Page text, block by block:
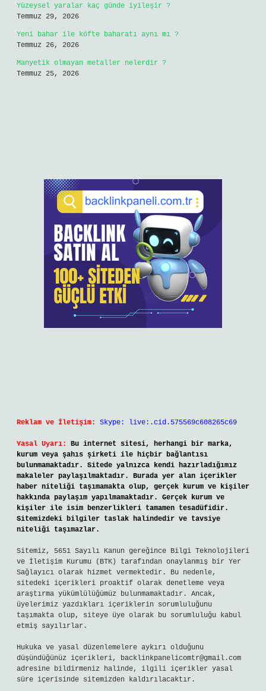
Yüzeysel yaralar kaç günde iyileşir ?
Temmuz 29, 2026
Yeni bahar ile köfte baharatı aynı mı ?
Temmuz 26, 2026
Manyetik olmayan metaller nelerdir ?
Temmuz 25, 2026
Reklam ve İletişim: Skype: live:.cid.575569c608265c69
Yasal Uyarı:
Bu internet sitesi, herhangi bir marka,
kurum veya şahıs şirketi ile hiçbir bağlantısı
bulunmamaktadır. Sitede yalnızca kendi hazırladığımız
makaleler paylaşılmaktadır. Burada yer alan içerikler
haber niteliği taşımamakta olup, gerçek kurum ve kişiler
hakkında paylaşım yapılmamaktadır. Gerçek kurum ve
kişiler ile isim benzerlikleri tamamen tesadüfidir.
Sitemizdeki bilgiler taslak halindedir ve tavsiye
niteliği taşımazlar.
Sitemiz, 5651 Sayılı Kanun gereğince Bilgi Teknolojileri
ve İletişim Kurumu (BTK) tarafından onaylanmış bir Yer
Sağlayıcı olarak hizmet vermektedir. Bu nedenle,
sitedeki içerikleri proaktif olarak denetleme veya
araştırma yükümlülüğümüz bulunmamaktadır. Ancak,
üyelerimiz yazdıkları içeriklerin sorumluluğunu
taşımakta olup, siteye üye olarak bu sorumluluğu kabul
etmiş sayılırlar.
Hukuka ve yasal düzenlemelere aykırı olduğunu
düşündüğünüz içerikleri, backlinkpanelicomtr@gmail.com
adresine bildirmeniz halinde, ilgili içerikler yasal
süre içerisinde sitemizden kaldırılacaktır.